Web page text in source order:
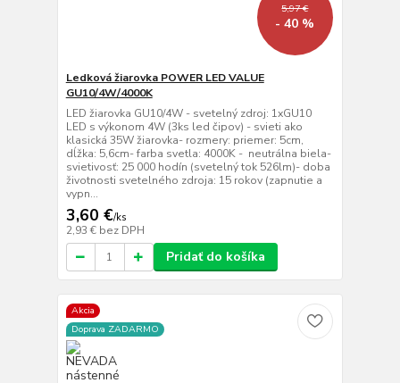
5,97 €
- 40 %
Ledková žiarovka POWER LED VALUE
GU10/4W/4000K
LED žiarovka GU10/4W - svetelný zdroj: 1xGU10
LED s výkonom 4W (3ks led čipov) - svieti ako
klasická 35W žiarovka- rozmery: priemer: 5cm,
dĺžka: 5,6cm- farba svetla: 4000K - neutrálna biela-
svietivosť: 25 000 hodín (svetelný tok 526lm)- doba
životnosti svetelného zdroja: 15 rokov (zapnutie a
vypn...
3,60 €/ks
2,93 € bez DPH
Pridať do košíka
Akcia
Doprava ZADARMO